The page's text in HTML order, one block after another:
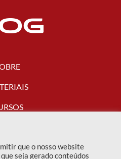
que o nosso website
seja gerado conteúdos